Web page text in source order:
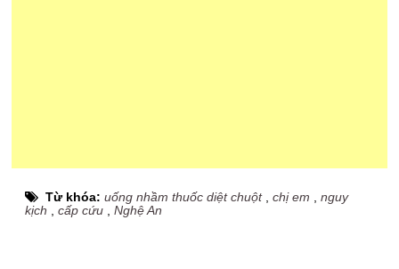
Từ khóa:uống nhầm thuốc diệt chuột,chị em ,nguy
kịch ,cấp cứu ,Nghệ An